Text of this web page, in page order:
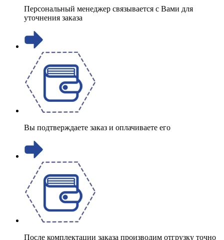
Персональный менеджер связывается с Вами для
уточнения заказа
Вы подтверждаете заказ и оплачиваете его
После комплектации заказа производим отгрузку точно